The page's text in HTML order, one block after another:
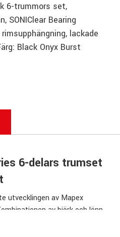
6-trummors set,
SONIClear Bearing
lackade
Black Onyx Burst
6-delars trumset
utvecklingen av Mapex
av björk och lönn
dynamiskt ljud, medan den
edge låter trumskinnet ligga